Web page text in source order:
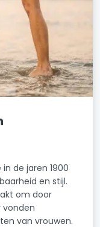
de jaren 1900
en stijl.
om door
vonden
van vrouwen.